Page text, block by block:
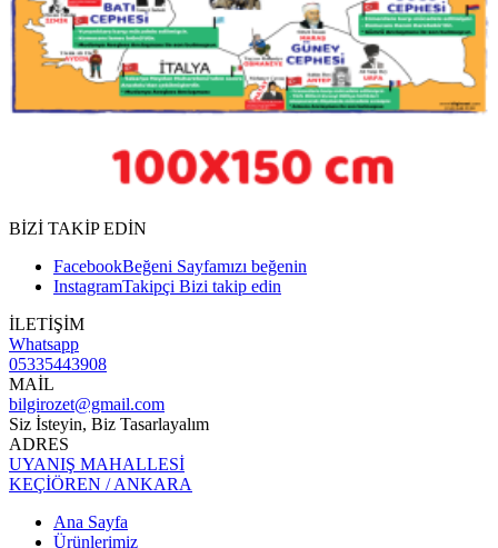
BİZİ TAKİP EDİN
FacebookBeğeni Sayfamızı beğenin
InstagramTakipçi Bizi takip edin
İLETİŞİM
Whatsapp
05335443908
MAİL
bilgirozet@gmail.com
Siz İsteyin, Biz Tasarlayalım
ADRES
UYANIŞ MAHALLESİ
KEÇİÖREN / ANKARA
Ana Sayfa
Ürünlerimiz